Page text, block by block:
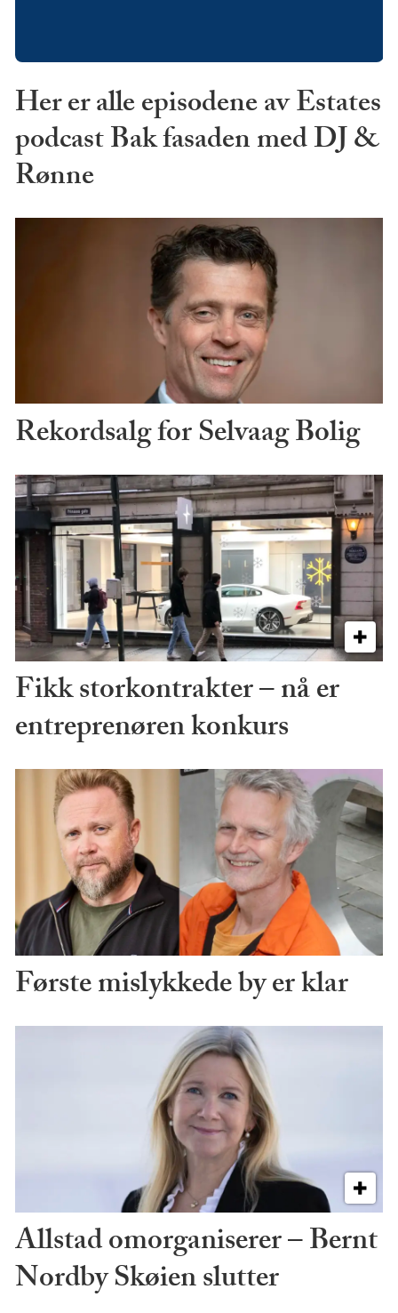
Her er alle episodene av Estates
podcast Bak fasaden med DJ &
Rønne
Rekordsalg for Selvaag Bolig
Fikk storkontrakter – nå er
entreprenøren konkurs
Første mislykkede by er klar
Allstad omorganiserer – Bernt
Nordby Skøien slutter